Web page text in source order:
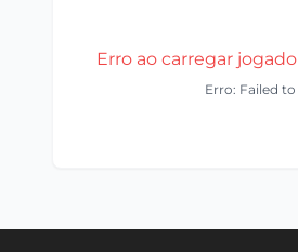
Erro ao carregar
Erro: Failed